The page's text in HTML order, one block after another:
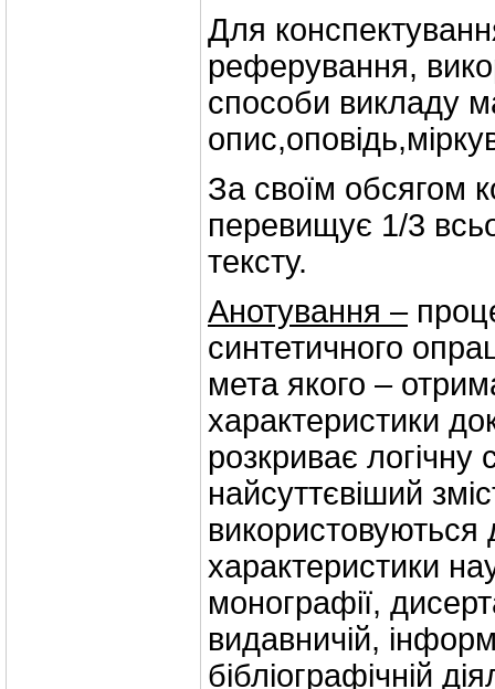
Для
реферування,
способи викладу
За своїм обсягом
перевищує 1/3
тексту.
Анотування –
синтетичного
мета якого –
характеристики
розкриває логічну
найсуттєвіший
використовуються
характеристики
монографії,
видавничій,
бібліографічній